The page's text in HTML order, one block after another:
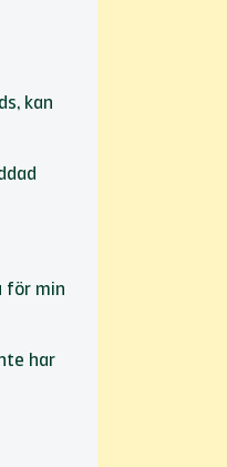
kan
för min
har